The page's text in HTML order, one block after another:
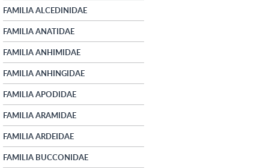
FAMILIA ALCEDINIDAE
FAMILIA ANATIDAE
FAMILIA ANHIMIDAE
FAMILIA ANHINGIDAE
FAMILIA APODIDAE
FAMILIA ARAMIDAE
FAMILIA ARDEIDAE
FAMILIA BUCCONIDAE